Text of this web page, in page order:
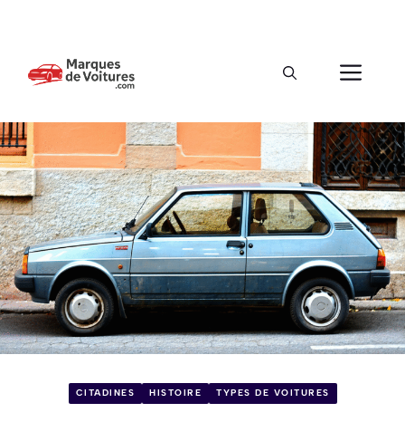
CITADINES HISTOIRE TYPES DE VOITURES